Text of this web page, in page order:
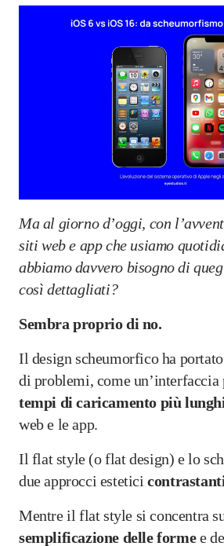
Ma al giorno d’oggi, con
siti web e app che usiamo
abbiamo davvero bisogno di
così dettagliati?
Sembra proprio di no.
Il design scheumorfico ha
di problemi, come
tempi di caricamento più
web e le app.
​​Il flat style (o flat design) e lo
due approcci estetici
Mentre il flat style si concentra
semplificazione delle formee